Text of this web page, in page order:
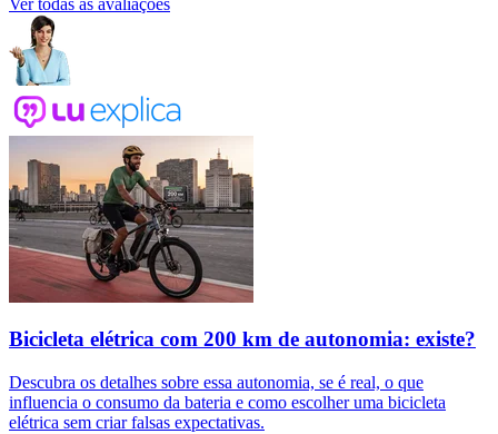
Bicicleta elétrica com 200 km de autonomia: existe?
Descubra os detalhes sobre essa autonomia, se é real, o que
influencia o consumo da bateria e como escolher uma bicicleta
elétrica sem criar falsas expectativas.